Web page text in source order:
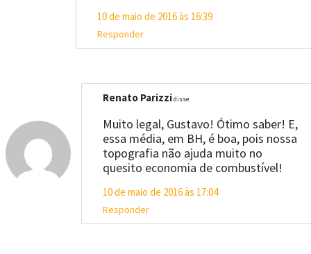
10 de maio de 2016 às 16:39
Responder
Renato Parizzidisse:
Muito legal, Gustavo! Ótimo saber! E,
essa média, em BH, é boa, pois nossa
topografia não ajuda muito no
quesito economia de combustível!
10 de maio de 2016 às 17:04
Responder